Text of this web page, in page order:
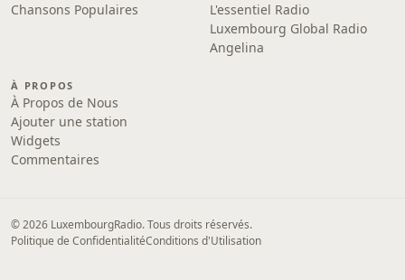
Chansons Populaires
L'essentiel Radio
Luxembourg Global Radio
Angelina
À PROPOS
À Propos de Nous
Ajouter une station
Widgets
Commentaires
© 2026 LuxembourgRadio. Tous droits réservés.
Politique de ConfidentialitéConditions d'Utilisation